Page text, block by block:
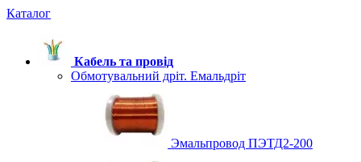
Каталог
Кабель та провід
Обмотувальний дріт. Емальдріт
Эмальпровод ПЭТД2-200